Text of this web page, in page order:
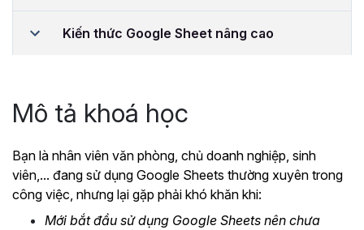
Kiến thức Google Sheet nâng cao
Mô tả khoá học
Bạn là nhân viên văn phòng, chủ doanh nghiệp, sinh
viên,... đang sử dụng Google Sheets thường xuyên trong
công việc, nhưng lại gặp phải khó khăn khi:
Mới bắt đầu sử dụng Google Sheets nên chưa